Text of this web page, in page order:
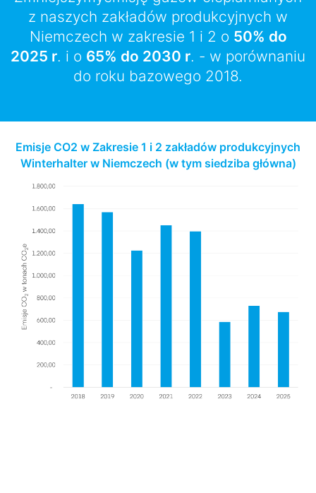
z naszych zakładów produkcyjnych w
Niemczech w zakresie 1 i 2 o 50% do
2025 r. i o 65% do 2030 r. - w porównaniu
do roku bazowego 2018.
Emisje CO2 w Zakresie 1 i 2 zakładów produkcyjnych
Winterhalter w Niemczech (w tym siedziba główna)